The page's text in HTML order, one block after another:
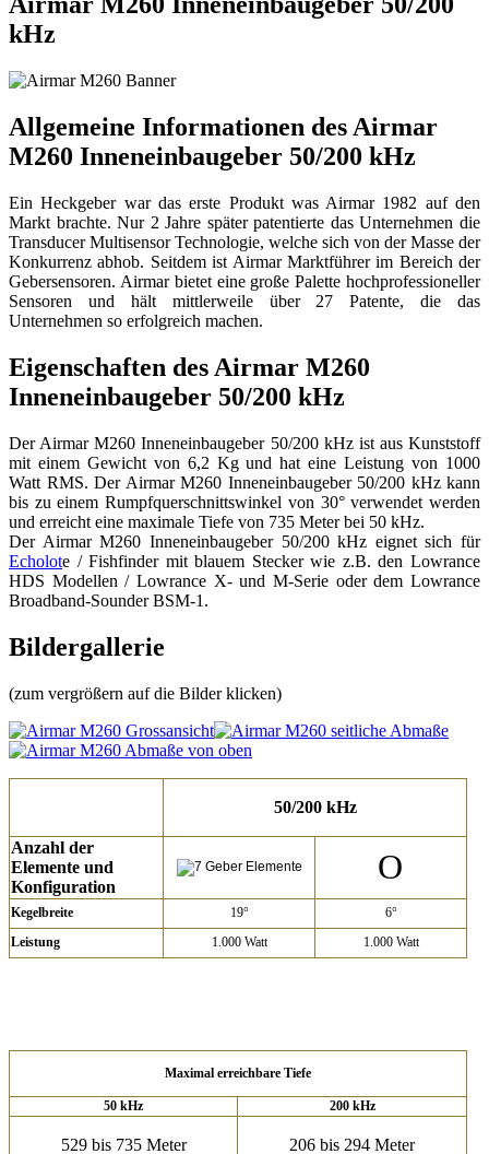
kHz
Allgemeine Informationen des Airmar
M260 Inneneinbaugeber 50/200 kHz
Ein Heckgeber war das erste Produkt was Airmar 1982 auf den
Markt brachte. Nur 2 Jahre später patentierte das Unternehmen die
Transducer Multisensor Technologie, welche sich von der Masse der
Konkurrenz abhob. Seitdem ist Airmar Marktführer im Bereich der
Gebersensoren. Airmar bietet eine große Palette hochprofessioneller
Sensoren und hält mittlerweile über 27 Patente, die das
Unternehmen so erfolgreich machen.
Eigenschaften des Airmar M260
Inneneinbaugeber 50/200 kHz
Der Airmar M260 Inneneinbaugeber 50/200 kHz ist aus Kunststoff
mit einem Gewicht von 6,2 Kg und hat eine Leistung von 1000
Watt RMS. Der Airmar M260 Inneneinbaugeber 50/200 kHz kann
bis zu einem Rumpfquerschnittswinkel von 30° verwendet werden
und erreicht eine maximale Tiefe von 735 Meter bei 50 kHz.
Der Airmar M260 Inneneinbaugeber 50/200 kHz eignet sich für
Echolote / Fishfinder mit blauem Stecker wie z.B. den Lowrance
HDS Modellen / Lowrance X- und M-Serie oder dem Lowrance
Broadband-Sounder BSM-1.
Bildergallerie
(zum vergrößern auf die Bilder klicken)
50/200 kHz
Anzahl der
Elemente und
Konfiguration
O
Kegelbreite 19°
6°
Leistung
1.000 Watt 1.000 Watt
Maximal erreichbare Tiefe
50 kHz 200 kHz
529 bis 735 Meter 206 bis 294 Meter